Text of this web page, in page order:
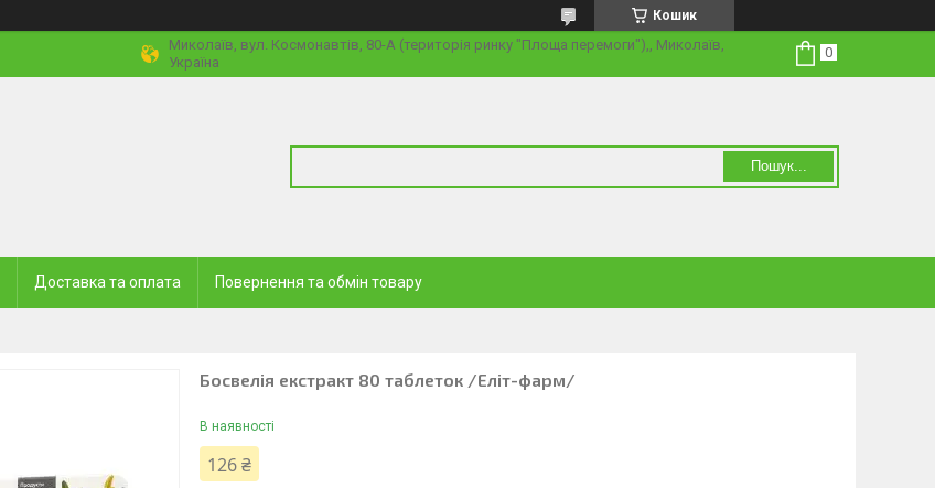
Кошик
Миколаїв, вул. Космонавтів, 80-А (територія ринку "Площа перемоги"),, Миколаїв,
Україна
Пошук...
Доставка та оплата Повернення та обмін товару
Босвелія екстракт 80 таблеток /Еліт-фарм/
В наявності
126 ₴